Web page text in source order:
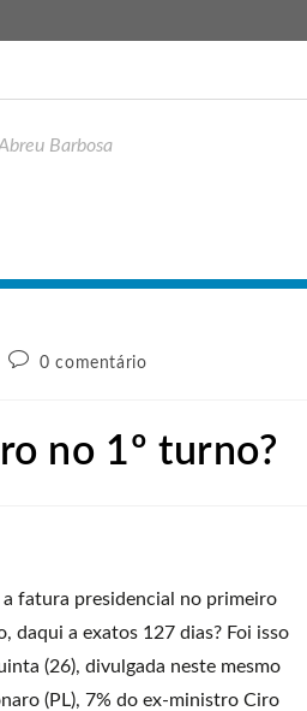
Barbosa
0 comentário
no 1º turno?
a fatura presidencial no primeiro
daqui a exatos 127 dias? Foi isso
(26), divulgada neste mesmo
(PL), 7% do ex-ministro Ciro